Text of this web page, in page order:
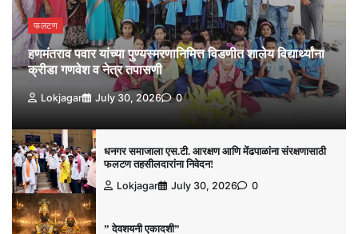
फलटण
हणमंतराव पवार यांच्या पुण्यस्मरणानिमित्त विडणीत शालेय विद्यार्थ्यांना
क्रीडा गणवेश व नेत्र तपासणी
Lokjagar July 30, 2026 0
धनगर समाजाला एस.टी. आरक्षण आणि मेंढपाळांना संरक्षणासाठी
फलटण तहसीलदारांना निवेदन!
Lokjagar
July 30, 2026 0
” देवशयनी एकादशी”